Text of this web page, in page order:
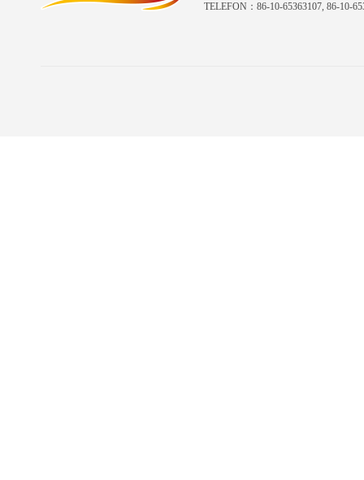
TELEFON：86-10-65363107, 86-10-